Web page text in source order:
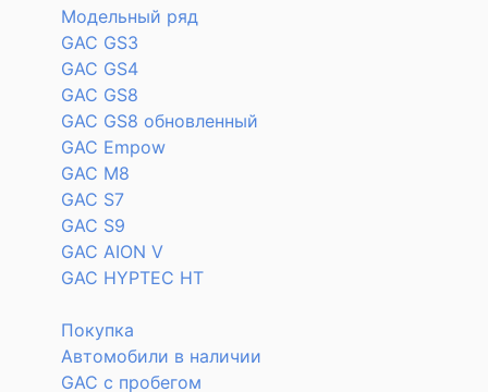
Модельный ряд
GAC GS3
GAC GS4
GAC GS8
GAC GS8 обновленный
GAC Empow
GAC M8
GAC S7
GAC S9
GAC AION V
GAC HYPTEC HT
Покупка
Автомобили в наличии
GAC с пробегом